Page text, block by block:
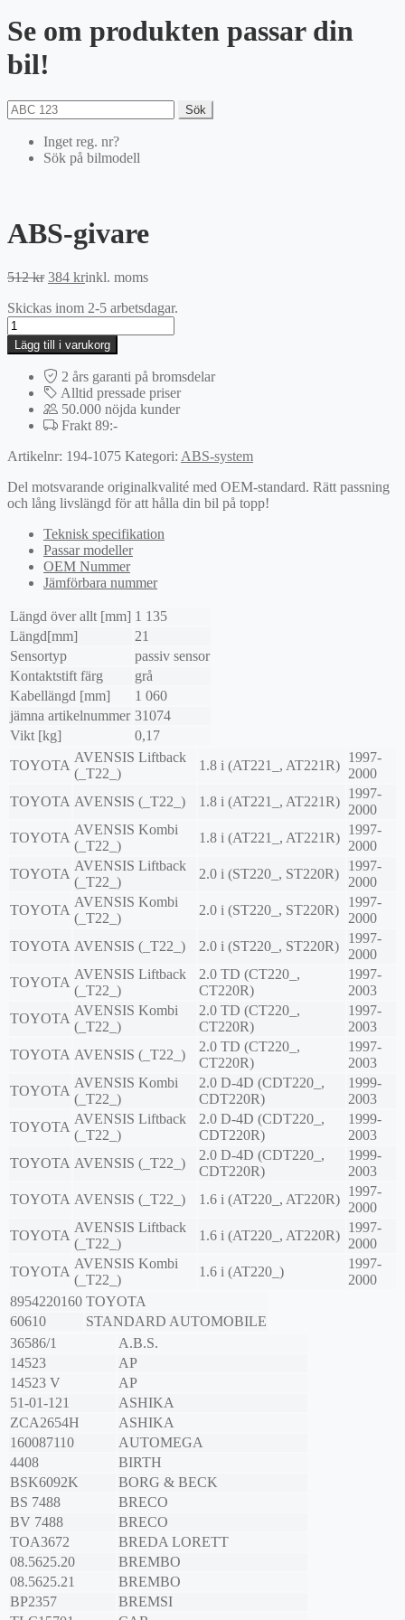
Se om produkten passar din
bil!
Sök
Inget reg. nr?
Sök på bilmodell
ABS-givare
512kr Det
priset
512 kr.
384 krDet
priset
384 kr.
inkl. moms
Skickas inom 2-5 arbetsdagar.
ABS-
givare
mängd
Lägg till i varukorg
2 års garanti på bromsdelar
Alltid pressade priser
50.000 nöjda kunder
Frakt 89:-
Artikelnr: 194-1075 Kategori: ABS-system
Del motsvarande originalkvalité med OEM-standard. Rätt passning
och lång livslängd för att hålla din bil på topp!
Teknisk specifikation
Passar modeller
OEM Nummer
Jämförbara nummer
Längd över allt [mm] 1 135
Längd[mm]
21
Sensortyp
passiv sensor
Kontaktstift färg
grå
Kabellängd [mm]
1 060
jämna artikelnummer 31074
Vikt [kg]
0,17
TOYOTA
AVENSIS Liftback
(_T22_)
1.8 i (AT221_, AT221R)
1997-
2000
TOYOTA AVENSIS (_T22_) 1.8 i (AT221_, AT221R)
1997-
2000
TOYOTA
AVENSIS Kombi
(_T22_)
1.8 i (AT221_, AT221R)
1997-
2000
TOYOTA
AVENSIS Liftback
(_T22_)
2.0 i (ST220_, ST220R)
1997-
2000
TOYOTA
AVENSIS Kombi
(_T22_)
2.0 i (ST220_, ST220R)
1997-
2000
TOYOTA AVENSIS (_T22_) 2.0 i (ST220_, ST220R)
1997-
2000
TOYOTA
AVENSIS Liftback
(_T22_)
2.0 TD (CT220_,
CT220R)
1997-
2003
TOYOTA
AVENSIS Kombi
(_T22_)
2.0 TD (CT220_,
CT220R)
1997-
2003
TOYOTA AVENSIS (_T22_)
2.0 TD (CT220_,
CT220R)
1997-
2003
TOYOTA
AVENSIS Kombi
(_T22_)
2.0 D-4D (CDT220_,
CDT220R)
1999-
2003
TOYOTA
AVENSIS Liftback
(_T22_)
2.0 D-4D (CDT220_,
CDT220R)
1999-
2003
TOYOTA AVENSIS (_T22_)
2.0 D-4D (CDT220_,
CDT220R)
1999-
2003
TOYOTA AVENSIS (_T22_) 1.6 i (AT220_, AT220R)
1997-
2000
TOYOTA
AVENSIS Liftback
(_T22_)
1.6 i (AT220_, AT220R)
1997-
2000
TOYOTA
AVENSIS Kombi
(_T22_)
1.6 i (AT220_)
1997-
2000
8954220160 TOYOTA
60610
STANDARD AUTOMOBILE
36586/1
A.B.S.
14523
AP
14523 V
AP
51-01-121
ASHIKA
ZCA2654H
ASHIKA
160087110
AUTOMEGA
4408
BIRTH
BSK6092K
BORG & BECK
BS 7488
BRECO
BV 7488
BRECO
TOA3672
BREDA LORETT
08.5625.20
BREMBO
08.5625.21
BREMBO
BP2357
BREMSI